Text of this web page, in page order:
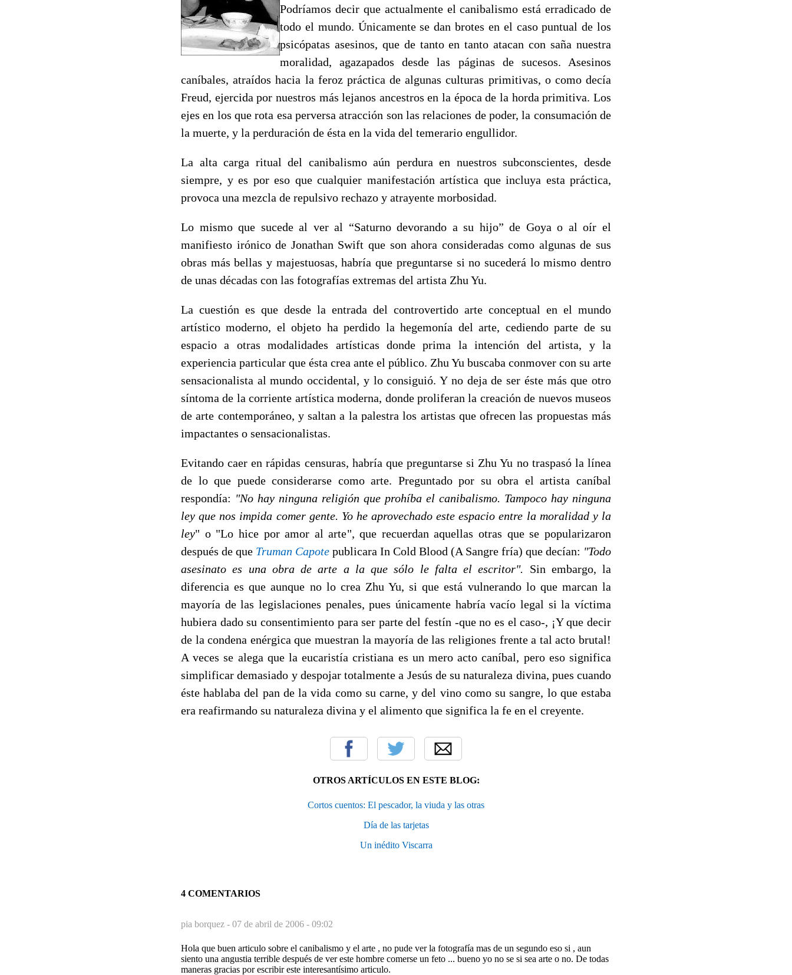
Podríamos decir que actualmente el canibalismo está erradicado de
todo el mundo. Únicamente se dan brotes en el caso puntual de los
psicópatas asesinos, que de tanto en tanto atacan con saña nuestra
moralidad, agazapados desde las páginas de sucesos. Asesinos
caníbales, atraídos hacia la feroz práctica de algunas culturas primitivas, o como decía
Freud, ejercida por nuestros más lejanos ancestros en la época de la horda primitiva. Los
ejes en los que rota esa perversa atracción son las relaciones de poder, la consumación de
la muerte, y la perduración de ésta en la vida del temerario engullidor.
La alta carga ritual del canibalismo aún perdura en nuestros subconscientes, desde
siempre, y es por eso que cualquier manifestación artística que incluya esta práctica,
provoca una mezcla de repulsivo rechazo y atrayente morbosidad.
Lo mismo que sucede al ver al “Saturno devorando a su hijo” de Goya o al oír el
manifiesto irónico de Jonathan Swift que son ahora consideradas como algunas de sus
obras más bellas y majestuosas, habría que preguntarse si no sucederá lo mismo dentro
de unas décadas con las fotografías extremas del artista Zhu Yu.
La cuestión es que desde la entrada del controvertido arte conceptual en el mundo
artístico moderno, el objeto ha perdido la hegemonía del arte, cediendo parte de su
espacio a otras modalidades artísticas donde prima la intención del artista, y la
experiencia particular que ésta crea ante el público. Zhu Yu buscaba conmover con su arte
sensacionalista al mundo occidental, y lo consiguió. Y no deja de ser éste más que otro
síntoma de la corriente artística moderna, donde proliferan la creación de nuevos museos
de arte contemporáneo, y saltan a la palestra los artistas que ofrecen las propuestas más
impactantes o sensacionalistas.
Evitando caer en rápidas censuras, habría que preguntarse si Zhu Yu no traspasó la línea
de lo que puede considerarse como arte. Preguntado por su obra el artista caníbal
respondía: "No hay ninguna religión que prohíba el canibalismo. Tampoco hay ninguna
ley que nos impida comer gente. Yo he aprovechado este espacio entre la moralidad y la
ley" o "Lo hice por amor al arte", que recuerdan aquellas otras que se popularizaron
después de que Truman Capote publicara In Cold Blood (A Sangre fría) que decían: "Todo
asesinato es una obra de arte a la que sólo le falta el escritor".
Sin embargo, la
diferencia es que aunque no lo crea Zhu Yu, si que está vulnerando lo que marcan la
mayoría de las legislaciones penales, pues únicamente habría vacío legal si la víctima
hubiera dado su consentimiento para ser parte del festín -que no es el caso-, ¡Y que decir
de la condena enérgica que muestran la mayoría de las religiones frente a tal acto brutal!
A veces se alega que la eucaristía cristiana es un mero acto caníbal, pero eso significa
simplificar demasiado y despojar totalmente a Jesús de su naturaleza divina, pues cuando
éste hablaba del pan de la vida como su carne, y del vino como su sangre, lo que estaba
era reafirmando su naturaleza divina y el alimento que significa la fe en el creyente.
OTROS ARTÍCULOS EN ESTE BLOG:
Cortos cuentos: El pescador, la viuda y las otras
Día de las tarjetas
Un inédito Viscarra
4 COMENTARIOS
pia borquez - 07 de abril de 2006 - 09:02
Hola que buen articulo sobre el canibalismo y el arte , no pude ver la fotografía mas de un segundo eso si , aun
siento una angustia terrible después de ver este hombre comerse un feto ... bueno yo no se si sea arte o no. De todas
maneras gracias por escribir este interesantísimo articulo.